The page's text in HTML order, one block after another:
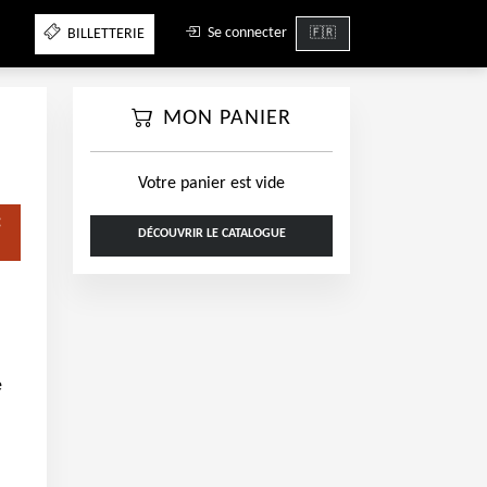
BILLETTERIE Se connecter
MON PANIER
Votre panier est vide
DÉCOUVRIR LE CATALOGUE